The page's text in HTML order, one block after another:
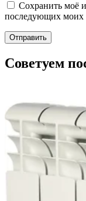
Сохранить моё
последующих моих
Советуем